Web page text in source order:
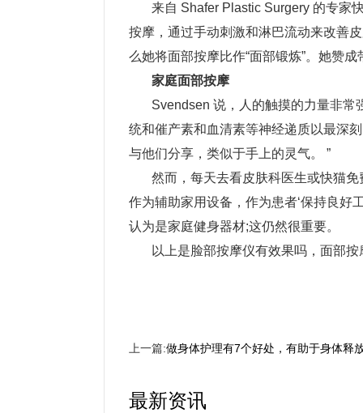
来自 Shafer Plastic Surgery 的专家快
按摩，通过手动刺激和淋巴流动来改善
么她将面部按摩比作“面部锻炼”。她赞成
家庭面部按摩
Svendsen 说，人的触摸的力量非常
统和催产素和血清素等神经递质以最深刻
与他们分享，类似于手上的灵气。 ”
然而，每天去看皮肤科医生或快猫
作为辅助家用设备，作为患者‘保持良好工
认为是家庭健身器材;这仍然很重要。
以上是脸部按摩仪有效果吗，面部按
上一篇:做身体护理有7个好处，有助于身体释
最新资讯